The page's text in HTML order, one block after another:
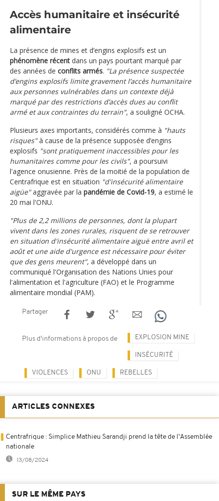
Accès humanitaire et insécurité
alimentaire
La présence de mines et d’engins explosifs est un
phénomène récent dans un pays pourtant marqué par
des années de conflits armés. "La présence suspectée
d’engins explosifs limite gravement l’accès humanitaire
aux personnes vulnérables dans un contexte déjà
marqué par des restrictions d’accès dues au conflit
armé et aux contraintes du terrain", a souligné OCHA.
Plusieurs axes importants, considérés comme à "hauts
risques"à cause de la présence supposée d’engins
explosifs "sont pratiquement inaccessibles pour les
humanitaires comme pour les civils", a poursuivi
l'agence onusienne. Près de la moitié de la population de
Centrafrique est en situation "d'insécurité alimentaire
aigüe"aggravée par la pandémie de Covid-19, a estimé le
20 mai l'ONU.
"Plus de 2,2 millions de personnes, dont la plupart
vivent dans les zones rurales, risquent de se retrouver
en situation d'insécurité alimentaire aiguë entre avril et
août et une aide d'urgence est nécessaire pour éviter
que des gens meurent", a développé dans un
communiqué l'Organisation des Nations Unies pour
l'alimentation et l'agriculture (FAO) et le Programme
alimentaire mondial (PAM).
Partager
Plus d'informations à propos de EXPLOSION MINE
INSÉCURITÉ
VIOLENCES ONU REBELLES
ARTICLES CONNEXES
Centrafrique : Simplice Mathieu Sarandji prend la tête de l'Assemblée
nationale
13/08/2024
SUR LE MÊME PAYS